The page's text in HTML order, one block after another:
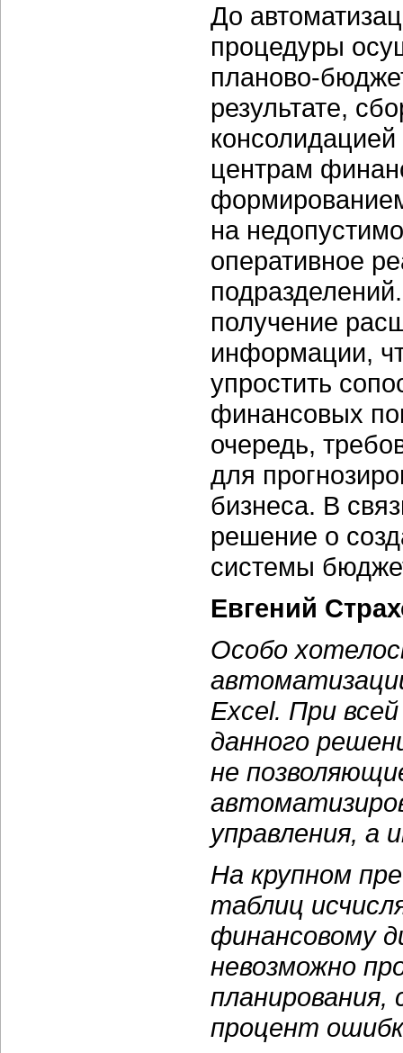
До
процедуры
планово-
результате,
центрам
на
оперативное
получение
информации,
упростить
финансовых
очередь,
для
бизнеса. В
решение о
системы
Евгений
Особо
Excel. При
данного
не
управления, а
На крупном
таблиц
финансовому
невозможно
процент